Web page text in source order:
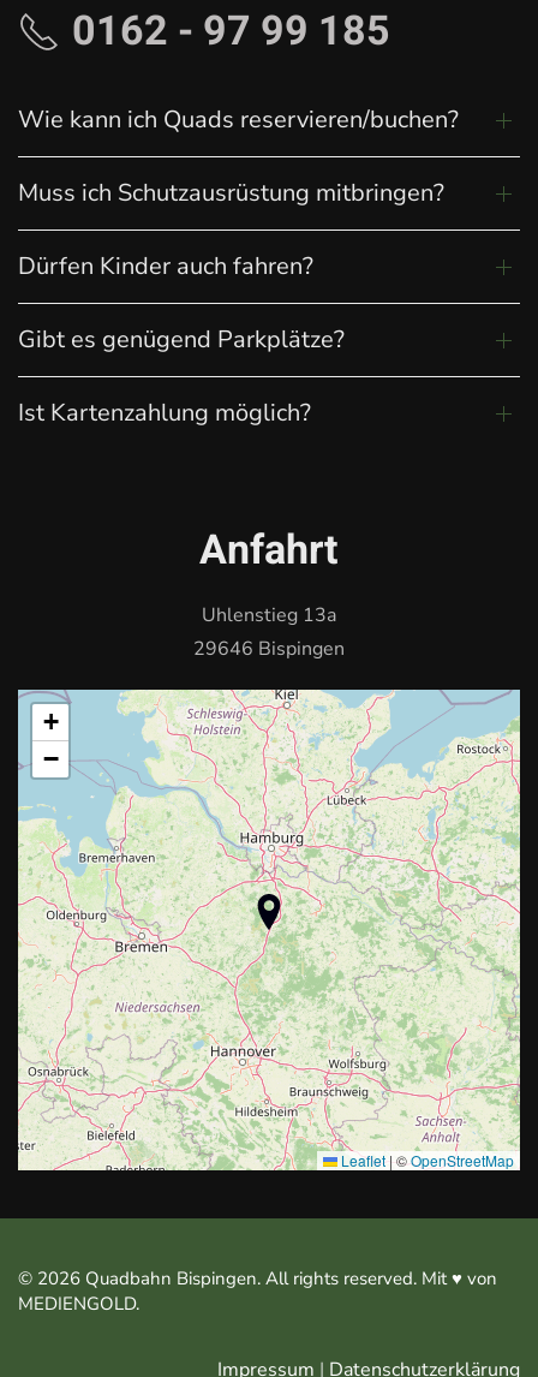
0162 - 97 99 185
Wie kann ich Quads reservieren/buchen?
Muss ich Schutzausrüstung mitbringen?
Dürfen Kinder auch fahren?
Gibt es genügend Parkplätze?
Ist Kartenzahlung möglich?
Anfahrt
Uhlenstieg 13a
29646 Bispingen
+
−
Leaflet |©OpenStreetMap
© 2026 Quadbahn Bispingen. All rights reserved. Mit ♥︎ von
MEDIENGOLD.
Impressum | Datenschutzerklärung